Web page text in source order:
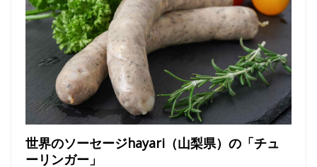
世界のソーセージhayari（山梨県）の「チュ
ーリンガー」